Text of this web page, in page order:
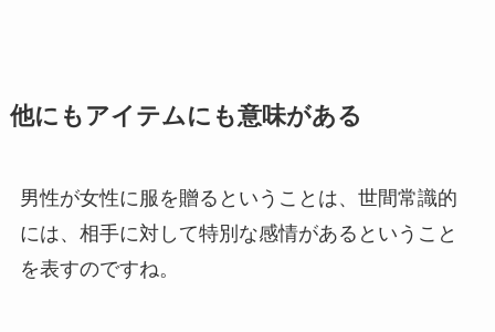
他にもアイテムにも意味がある
男性が女性に服を贈るということは、世間常識的
には、相手に対して特別な感情があるということ
を表すのですね。